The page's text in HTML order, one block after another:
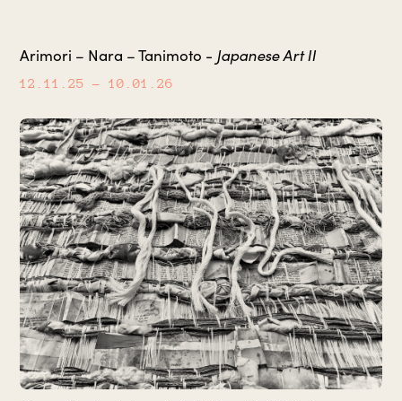
Arimori – Nara – Tanimoto - Japanese Art II
12.11.25 – 10.01.26